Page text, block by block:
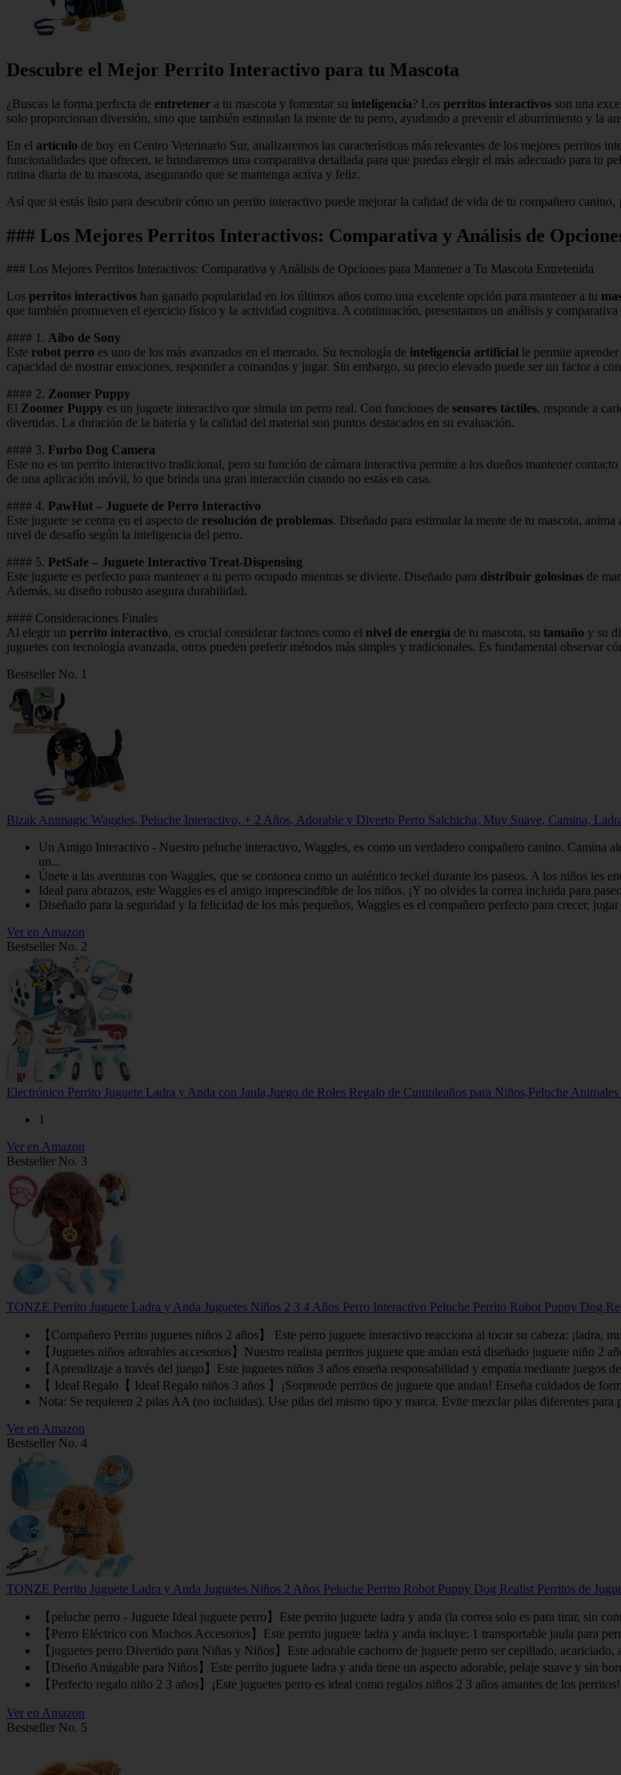
Descubre el Mejor Perrito Interactivo para tu Mascota
¿Buscas la forma perfecta de entretener a tu mascota y fomentar su inteligencia? Los perritos interactivos son una
solo proporcionan diversión, sino que también estimulan la mente de tu perro, ayudando a prevenir el aburrimiento y la
En el artículo de hoy en Centro Veterinario Sur, analizaremos las características más relevantes de los mejores perritos
funcionalidades que ofrecen, te brindaremos una comparativa detallada para que puedas elegir el más adecuado para tu
rutina diaria de tu mascota, asegurando que se mantenga activa y feliz.
Así que si estás listo para descubrir cómo un perrito interactivo puede mejorar la calidad de vida de tu compañero canino,
### Los Mejores Perritos Interactivos: Comparativa y Análisis de
### Los Mejores Perritos Interactivos: Comparativa y Análisis de Opciones para Mantener a Tu Mascota Entretenida
Los perritos interactivos han ganado popularidad en los últimos años como una excelente opción para mantener a tu
que también promueven el ejercicio físico y la actividad cognitiva. A continuación, presentamos un análisis y
#### 1. Aibo de Sony
Este robot perro es uno de los más avanzados en el mercado. Su tecnología de inteligencia artificial le permite
capacidad de mostrar emociones, responder a comandos y jugar. Sin embargo, su precio elevado puede ser un factor a
#### 2. Zoomer Puppy
El Zoomer Puppy es un juguete interactivo que simula un perro real. Con funciones de sensores táctiles, responde a
divertidas. La duración de la batería y la calidad del material son puntos destacados en su evaluación.
#### 3. Furbo Dog Camera
Este no es un perrito interactivo tradicional, pero su función de cámara interactiva permite a los dueños mantener contacto
de una aplicación móvil, lo que brinda una gran interacción cuando no estás en casa.
#### 4. PawHut – Juguete de Perro Interactivo
Este juguete se centra en el aspecto de resolución de problemas. Diseñado para estimular la mente de tu mascota,
nivel de desafío según la inteligencia del perro.
#### 5. PetSafe – Juguete Interactivo Treat-Dispensing
Este juguete es perfecto para mantener a tu perro ocupado mientras se divierte. Diseñado para distribuir golosinas de
Además, su diseño robusto asegura durabilidad.
#### Consideraciones Finales
Al elegir un perrito interactivo, es crucial considerar factores como el nivel de energía de tu mascota, su tamaño y su
juguetes con tecnología avanzada, otros pueden preferir métodos más simples y tradicionales. Es fundamental observar
Bestseller No. 1
Bizak Animagic Waggles, Peluche Interactivo, + 2 Años, Adorable y Diverto Perro Salchicha, Muy Suave, Camina,
Un Amigo Interactivo - Nuestro peluche interactivo, Waggles, es como un verdadero compañero canino. Camina
un...
Únete a las aventuras con Waggles, que se contonea como un auténtico teckel durante los paseos. A los niños les
Ideal para abrazos, este Waggles es el amigo imprescindible de los niños. ¡Y no olvides la correa incluida para
Diseñado para la seguridad y la felicidad de los más pequeños, Waggles es el compañero perfecto para crecer,
Ver en Amazon
Bestseller No. 2
Electrónico Perrito Juguete Ladra y Anda con Jaula,Juego de Roles Regalo de Cumpleaños para Niños,Peluche
1
Ver en Amazon
Bestseller No. 3
TONZE Perrito Juguete Ladra y Anda Juguetes Niños 2 3 4 Años Perro Interactivo Peluche Perrito Robot Puppy Dog
【Compañero Perrito juguetes niños 2 años】 Este perro juguete interactivo reacciona al tocar su cabeza: ¡ladra,
【Juguetes niños adorables accesorios】Nuestro realista perritos juguete que andan está diseñado juguete niño 2
【Aprendizaje a través del juego】Este juguetes niños 3 años enseña responsabilidad y empatía mediante juegos
【 Ideal Regalo【 Ideal Regalo niños 3 años 】¡Sorprende perritos de juguete que andan! Enseña cuidados de
Nota: Se requieren 2 pilas AA (no incluidas). Use pilas del mismo tipo y marca. Evite mezclar pilas diferentes para
Ver en Amazon
Bestseller No. 4
TONZE Perrito Juguete Ladra y Anda Juguetes Niños 2 Años Peluche Perrito Robot Puppy Dog Realist Perritos de
【peluche perro - Juguete Ideal juguete perro】Este perrito juguete ladra y anda (la correa solo es para tirar, sin
【Perro Eléctrico con Muchos Accesorios】Este perrito juguete ladra y anda incluye: 1 transportable jaula para
【juguetes perro Divertido para Niñas y Niños】Este adorable cachorro de juguete perro ser cepillado,
【Diseño Amigable para Niños】Este perrito juguete ladra y anda tiene un aspecto adorable, pelaje suave y sin
【Perfecto regalo niño 2 3 años】¡Este juguetes perro es ideal como regalos niños 2 3 años amantes de los
Ver en Amazon
Bestseller No. 5